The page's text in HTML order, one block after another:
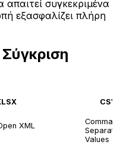
συγκεκριμένα
εξασφαλίζει πλήρη
CSV
XML
Comma-
Values